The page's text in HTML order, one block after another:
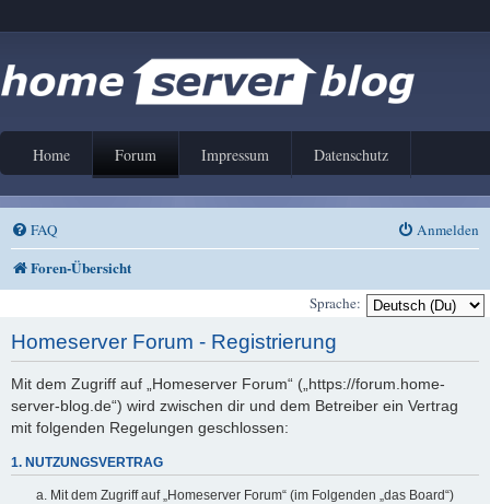
Home Forum Impressum Datenschutz
FAQ Anmelden
Foren-Übersicht
Sprache:
Homeserver Forum - Registrierung
Mit dem Zugriff auf „Homeserver Forum“ („https://forum.home-
server-blog.de“) wird zwischen dir und dem Betreiber ein Vertrag
mit folgenden Regelungen geschlossen:
1. NUTZUNGSVERTRAG
Mit dem Zugriff auf „Homeserver Forum“ (im Folgenden „das Board“)